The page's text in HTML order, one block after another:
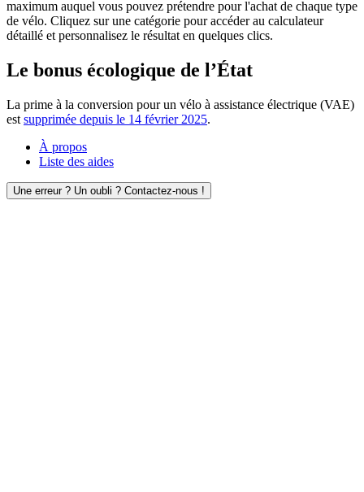
maximum auquel vous pouvez prétendre pour l'achat de chaque type
de vélo. Cliquez sur une catégorie pour accéder au calculateur
détaillé et personnalisez le résultat en quelques clics.
Le bonus écologique de l’État
La prime à la conversion pour un vélo à assistance électrique (VAE)
est supprimée depuis le 14 février 2025.
À propos
Liste des aides
Une erreur ? Un oubli ? Contactez-nous !